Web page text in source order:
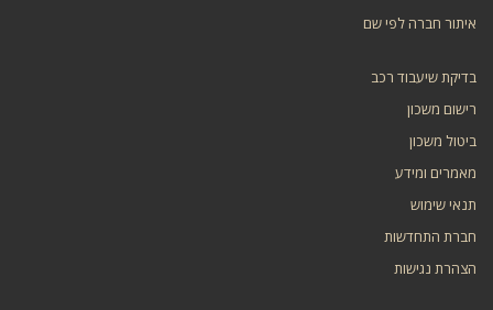
איתור חברה לפי שם
בדיקת שיעבוד רכב
רישום משכון
ביטול משכון
מאמרים ומידע
תנאי שימוש
חברת התחדשות
הצהרת נגישות